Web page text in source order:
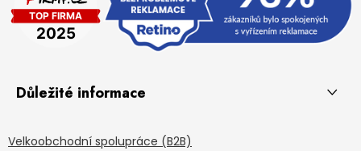
Důležité informace
Velkoobchodní spolupráce (B2B)